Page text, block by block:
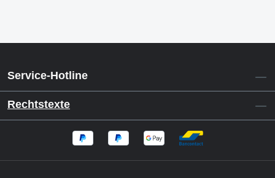
Service-Hotline
Rechtstexte